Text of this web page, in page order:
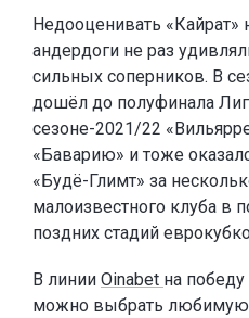
Недооценивать «Кайрат»
андердоги не раз
сильных соперников. В
дошёл до полуфинала
сезоне-2021/22
«Баварию» и тоже
«Будё-Глимт» за
малоизвестного клуба в
поздних стадий
В линии Oinabet на
можно выбрать любимую